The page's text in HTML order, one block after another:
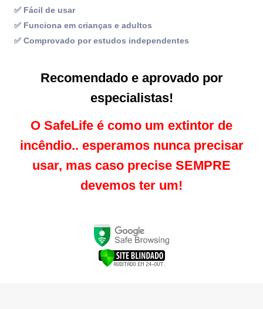
✅ Fácil de usar
✅ Funciona em crianças e adultos
✅ Comprovado por estudos independentes
Recomendado e aprovado por
especialistas!
O SafeLife é como um extintor de
incêndio.. esperamos nunca precisar
usar, mas caso precise SEMPRE
devemos ter um!